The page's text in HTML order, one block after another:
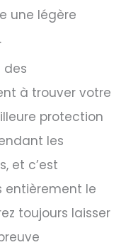
une légère
des
à trouver votre
protection
les
et c’est
entièrement le
toujours laisser